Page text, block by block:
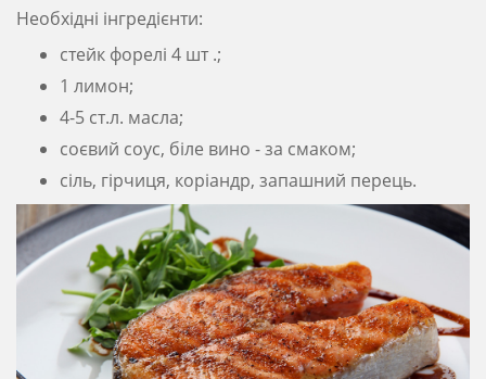
Необхідні інгредієнти:
стейк форелі 4 шт .;
1 лимон;
4-5 ст.л. масла;
соєвий соус, біле вино - за смаком;
сіль, гірчиця, коріандр, запашний перець.